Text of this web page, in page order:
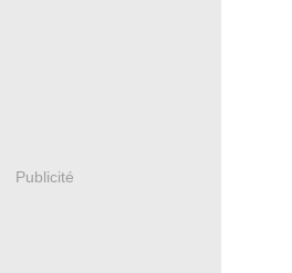
Publicité